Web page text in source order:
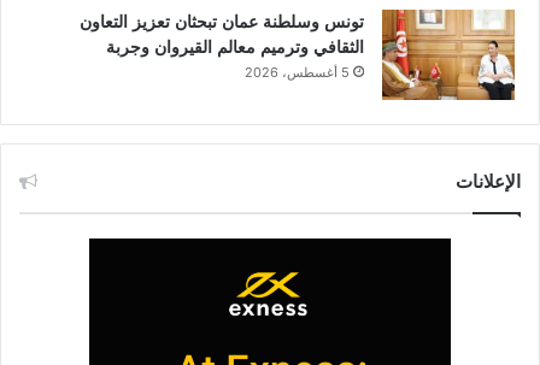
تونس وسلطنة عمان تبحثان تعزيز التعاون
الثقافي وترميم معالم القيروان وجربة
5 أغسطس، 2026
الإعلانات